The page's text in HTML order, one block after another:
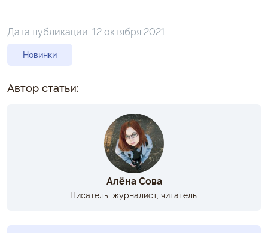
Дата публикации: 12 октября 2021
Новинки
Автор статьи:
Алёна Сова
Писатель, журналист, читатель.